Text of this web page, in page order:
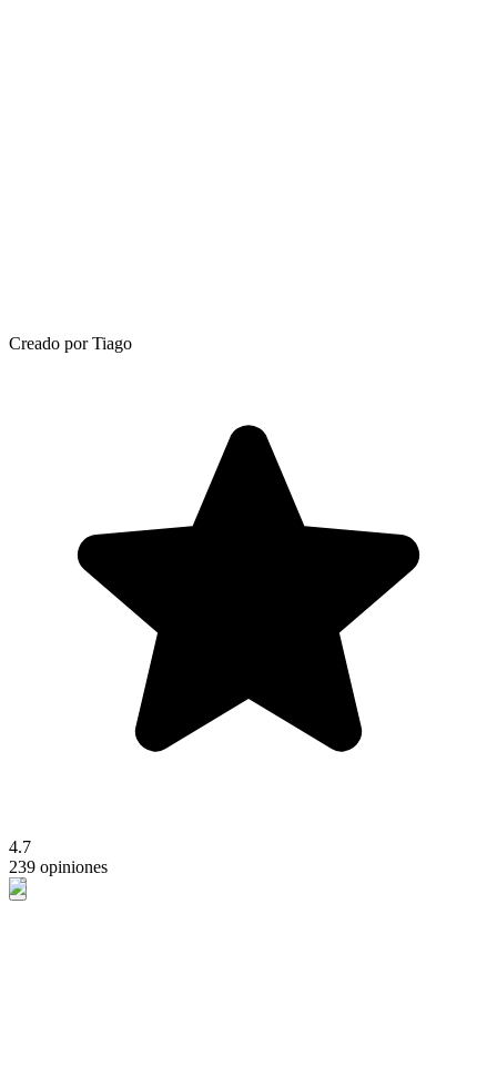
Creado por Tiago
4.7
239 opiniones